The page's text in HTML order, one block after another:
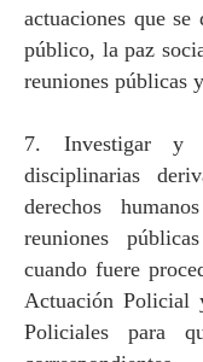
actuaciones que
público, la paz
reuniones públicas
7. Investigar y
disciplinarias
derechos
reuniones
cuando fuere
Actuación Policial
Policiales para